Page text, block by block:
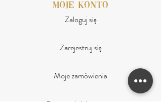
moje konto
Zaloguj się
Zarejestruj się
Moje zamówienia
Program lojalnościowy